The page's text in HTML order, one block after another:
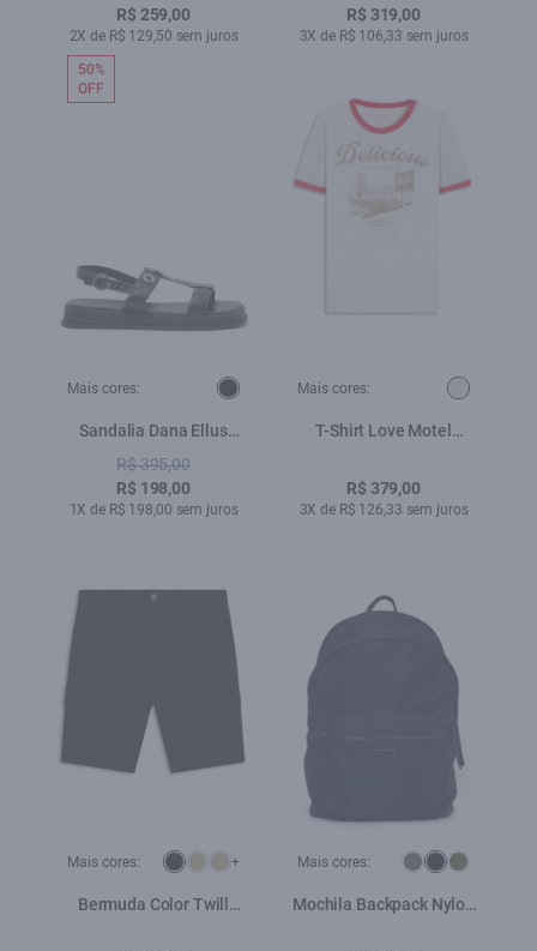
R$ 259,00
2X de R$ 129,50 sem juros
R$ 319,00
3X de R$ 106,33 sem juros
Mais cores:
Sandalia Dana Ellus
Preto
R$ 395,00
R$ 198,00
1X de R$ 198,00 sem juros
50%
OFF
Mais cores:
T-Shirt Love Motel
R$ 379,00
3X de R$ 126,33 sem juros
Mais cores: +
Bermuda Color Twill
Mais cores:
Mochila Backpack Nylon